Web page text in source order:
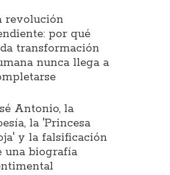
revolución
por qué
transformación
nunca llega a
Antonio, la
la 'Princesa
y la falsificación
una biografía